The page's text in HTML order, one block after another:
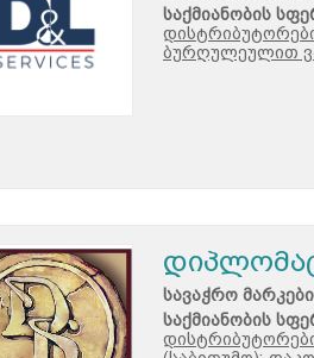
საქმიანობის
ბურღულეულით
სავაჭრო
საქმიანობის